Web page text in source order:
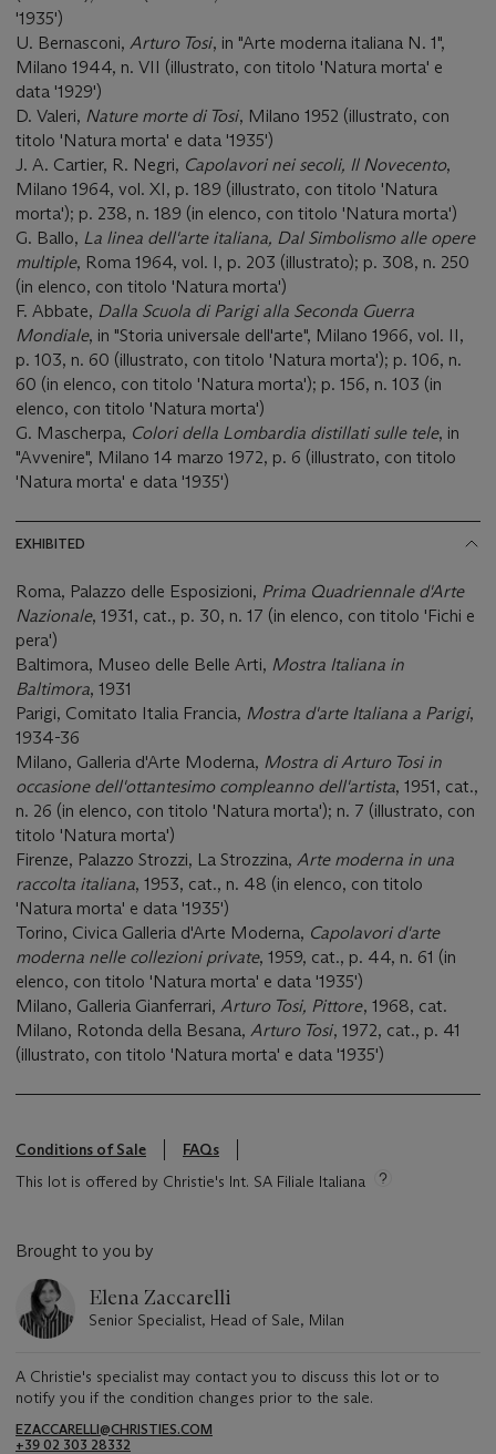
'1935')
U. Bernasconi, Arturo Tosi, in "Arte moderna italiana N. 1",
Milano 1944, n. VII (illustrato, con titolo 'Natura morta' e
data '1929')
D. Valeri, Nature morte di Tosi, Milano 1952 (illustrato, con
titolo 'Natura morta' e data '1935')
J. A. Cartier, R. Negri, Capolavori nei secoli, Il Novecento,
Milano 1964, vol. XI, p. 189 (illustrato, con titolo 'Natura
morta'); p. 238, n. 189 (in elenco, con titolo 'Natura morta')
G. Ballo, La linea dell'arte italiana, Dal Simbolismo alle opere
multiple, Roma 1964, vol. I, p. 203 (illustrato); p. 308, n. 250
(in elenco, con titolo 'Natura morta')
F. Abbate, Dalla Scuola di Parigi alla Seconda Guerra
Mondiale, in "Storia universale dell'arte", Milano 1966, vol. II,
p. 103, n. 60 (illustrato, con titolo 'Natura morta'); p. 106, n.
60 (in elenco, con titolo 'Natura morta'); p. 156, n. 103 (in
elenco, con titolo 'Natura morta')
G. Mascherpa, Colori della Lombardia distillati sulle tele, in
"Avvenire", Milano 14 marzo 1972, p. 6 (illustrato, con titolo
'Natura morta' e data '1935')
EXHIBITED
Roma, Palazzo delle Esposizioni, Prima Quadriennale d'Arte
Nazionale, 1931, cat., p. 30, n. 17 (in elenco, con titolo 'Fichi e
pera')
Baltimora, Museo delle Belle Arti, Mostra Italiana in
Baltimora, 1931
Parigi, Comitato Italia Francia, Mostra d'arte Italiana a Parigi,
1934-36
Milano, Galleria d'Arte Moderna, Mostra di Arturo Tosi in
occasione dell'ottantesimo compleanno dell'artista, 1951, cat.,
n. 26 (in elenco, con titolo 'Natura morta'); n. 7 (illustrato, con
titolo 'Natura morta')
Firenze, Palazzo Strozzi, La Strozzina, Arte moderna in una
raccolta italiana, 1953, cat., n. 48 (in elenco, con titolo
'Natura morta' e data '1935')
Torino, Civica Galleria d'Arte Moderna, Capolavori d'arte
moderna nelle collezioni private, 1959, cat., p. 44, n. 61 (in
elenco, con titolo 'Natura morta' e data '1935')
Milano, Galleria Gianferrari, Arturo Tosi, Pittore, 1968, cat.
Milano, Rotonda della Besana, Arturo Tosi, 1972, cat., p. 41
(illustrato, con titolo 'Natura morta' e data '1935')
Conditions of Sale
FAQs
This lot is offered by Christie's Int. SA Filiale Italiana
Brought to you by
Elena Zaccarelli
Senior Specialist, Head of Sale, Milan
A Christie's specialist may contact you to discuss this lot or to
notify you if the condition changes prior to the sale.
EZACCARELLI@CHRISTIES.COM
+39 02 303 28332